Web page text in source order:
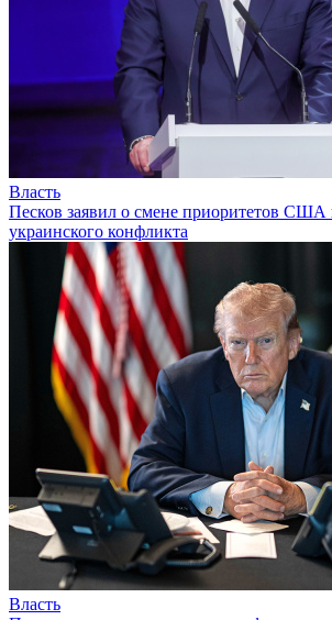
Власть
Песков заявил о смене приоритетов США
украинского конфликта
Власть